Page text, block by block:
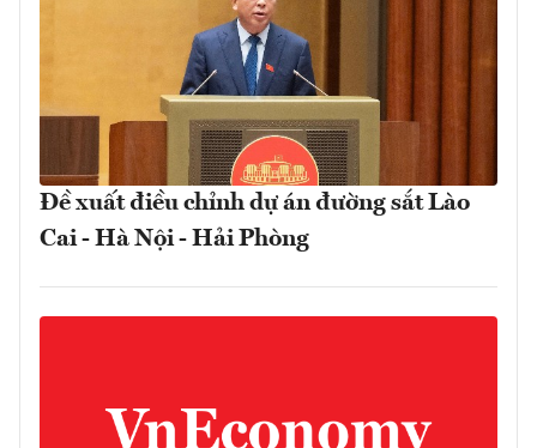
Đề xuất điều chỉnh dự án đường sắt Lào
Cai - Hà Nội - Hải Phòng